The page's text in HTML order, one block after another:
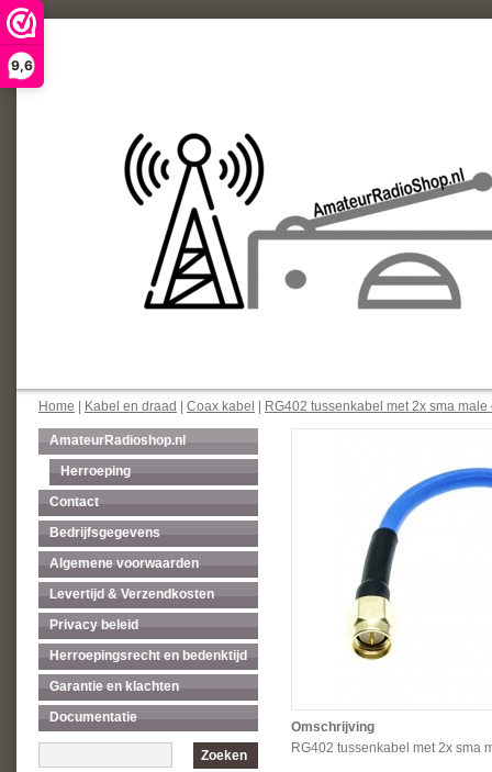
9,6
Home Kabel en draad Coax kabel RG402 tussenkabel met 2x sma
AmateurRadioshop.nl
Herroeping
Contact
Bedrijfsgegevens
Algemene voorwaarden
Levertijd & Verzendkosten
Privacy beleid
Herroepingsrecht en bedenktijd
Garantie en klachten
Documentatie
Zoeken
Omschrijving
RG402 tussenkabel met 2x sma